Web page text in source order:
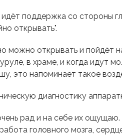
поддержка со стороны
открывать".
открывать и пойдёт
в храме, и когда идут
это напоминает такое
диагностику
рад и на себе их
головного мозга,